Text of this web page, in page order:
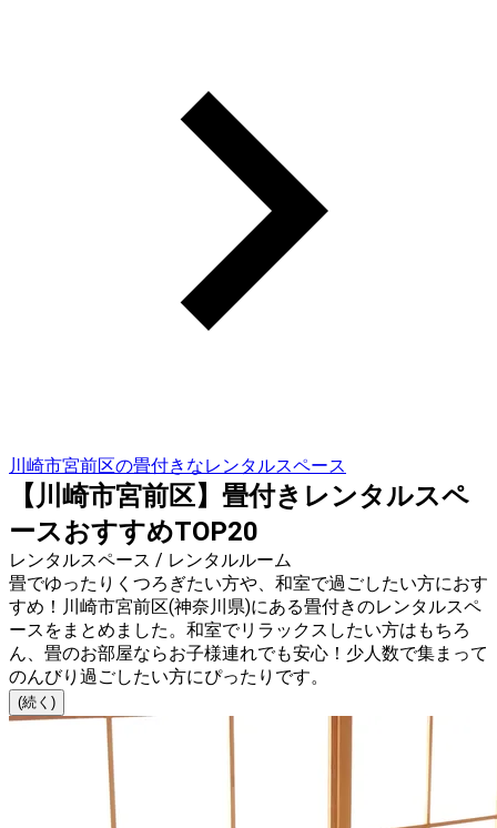
川崎市宮前区の畳付きなレンタルスペース
【川崎市宮前区】畳付きレンタルスペ
ースおすすめTOP20
レンタルスペース / レンタルルーム
畳でゆったりくつろぎたい方や、和室で過ごしたい方におす
すめ！川崎市宮前区(神奈川県)にある畳付きのレンタルスペ
ースをまとめました。和室でリラックスしたい方はもちろ
ん、畳のお部屋ならお子様連れでも安心！少人数で集まって
のんびり過ごしたい方にぴったりです。
(続く)